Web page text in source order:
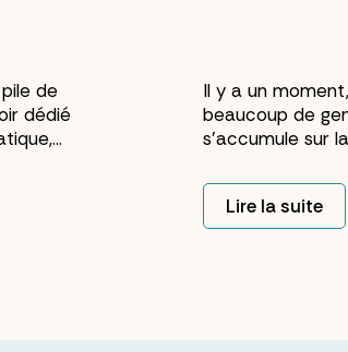
de
dédié
ou leur
Il y a un
beaucoup de
s'accumule sur
d'énergie, ou
ne sait pas trop
Les formulaires,
Lire la suite